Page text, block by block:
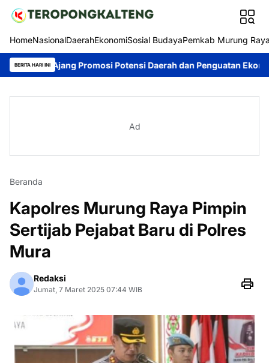
HomeNasionalDaerahEkonomiSosial BudayaPemkab Murung
BERITA HARI INI
Promosi Potensi Daerah dan Penguatan Ekonomi Lokal
Ad
Beranda
Kapolres Murung Raya Pimpin
Sertijab Pejabat Baru di Polres
Mura
Redaksi
Jumat, 7 Maret 2025 07:44 WIB